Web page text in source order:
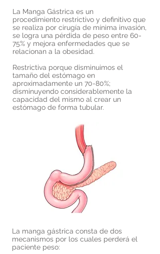
La Manga Gástrica es un
procedimiento restrictivo y definitivo que
se realiza por cirugía de mínima invasión,
se logra una pérdida de peso entre 60-
75% y mejora enfermedades que se
relacionan a la obesidad.
Restrictiva porque disminuimos el
tamaño del estómago en
aproximadamente un 70-80%;
disminuyendo considerablemente la
capacidad del mismo al crear un
estómago de forma tubular.
La manga gástrica consta de dos
mecanismos por los cuales perderá el
paciente peso: